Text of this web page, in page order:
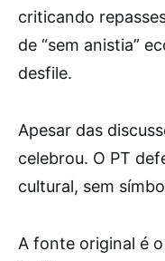
criticando
de “sem anistia”
desfile.
Apesar das
celebrou. O PT
cultural, sem
A fonte original é o